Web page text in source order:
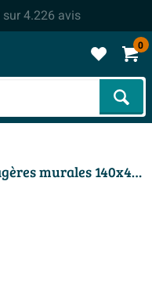
sur4.226 avis
0
Looox Wood collection Duo étagères murales 140x46cm - 2 pièces - Avec porte-serviettes noir mat - chêne massif gris ancien